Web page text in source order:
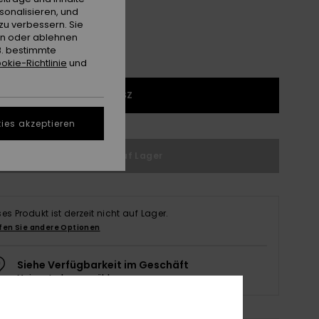
1SZ
Produkt ist derzeit nicht auf Lager.
Sie andere Optionen
Siehe Verfügbarkeit im Geschäft
Meinen Laden auswählen
und
verbessern. Sie
oder ablehnen
bestimmte
Richtlinie und
akzeptieren